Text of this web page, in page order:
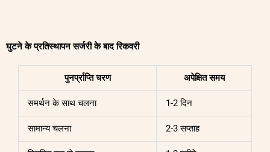
घुटने के प्रतिस्थापन सर्जरी के बाद रिकवरी
पुनर्प्राप्ति चरण अपेक्षित समय
समर्थन के साथ चलना 1-2 दिन
सामान्य चलना 2-3 सप्ताह